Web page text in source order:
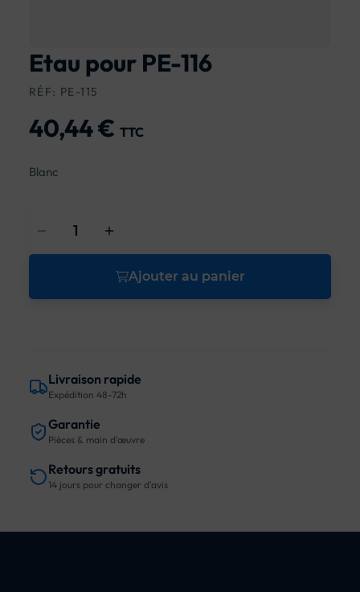
Etau pour PE-116
RÉF: PE-115
40,44 € TTC
Blanc
Ajouter au panier
Livraison rapide
Expédition 48-72h
Garantie
Pièces & main d'œuvre
Retours gratuits
14 jours pour changer d'avis